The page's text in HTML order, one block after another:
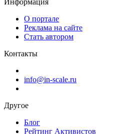
О портале
Реклама на сайте
Стать автором
Контакты
info@in-scale.ru
Другое
Блог
Рейтинг Активистов